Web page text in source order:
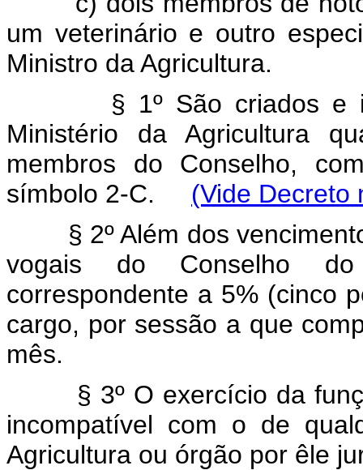
um veterinário e outro
Ministro da Agricultura.
§ 1º São criados e
Ministério da Agricultura
membros do Conselho,
símbolo 2-C. (Vide Decreto
§ 2º Além dos
vogais do Conselho do
correspondente a 5% (cinco
cargo, por sessão a que
mês.
§ 3º O exercício da
incompatível com o de
Agricultura ou órgão por êle